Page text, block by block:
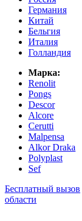
Германия
Китай
Бельгия
Италия
Голландия
Марка:
Renolit
Pongs
Descor
Alcore
Cerutti
Malpensa
Alkor Draka
Polyplast
Sef
Бесплатный вызов
области